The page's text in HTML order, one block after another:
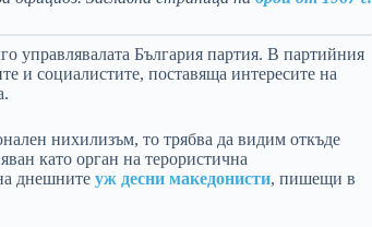
управлявалата България партия. В партийния
и социалистите, поставяща интересите на
нихилизъм, то трябва да видим откъде
като орган на терористична
днешните уж десни македонисти, пишещи в